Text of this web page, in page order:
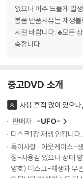
없으나 아주 드물게 발
봉품 반품사유는 재생
시길 바랍니다. ♣모든
송합니다
중고DVD 소개
중
사용 흔적 많이 있으
판매자 : -UFO-
디스크1장 재생 안됩니
특이사항 : 아웃케이스-
장-사용감 있으나 상태
양호) 디스크-재생과 무